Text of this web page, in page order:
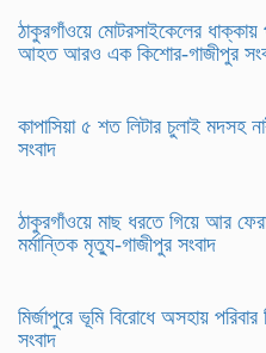
ঠাকুরগাঁওয়ে মোটরসাইকেলের
আহত আরও এক কিশোর-গাজীপুর
কাপাসিয়া ৫ শত লিটার চুলাই মদসহ
সংবাদ
ঠাকুরগাঁওয়ে মাছ ধরতে গিয়ে আর
মর্মান্তিক মৃত্যু-গাজীপুর সংবাদ
মির্জাপুরে ভূমি বিরোধে অসহায়
সংবাদ